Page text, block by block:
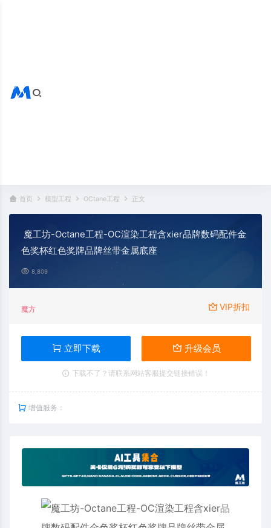
首页 模型工程 OCtane工程 正文
魔工坊-Octane工程-OC渲染工程含xier品牌数码配件金
色奖杯红色奖牌品牌丝带金属底座
8,809
魔方 VIP折扣
立即下载 升级会员
下载不了？请联系网站客服提交链接错误！
增值服务：